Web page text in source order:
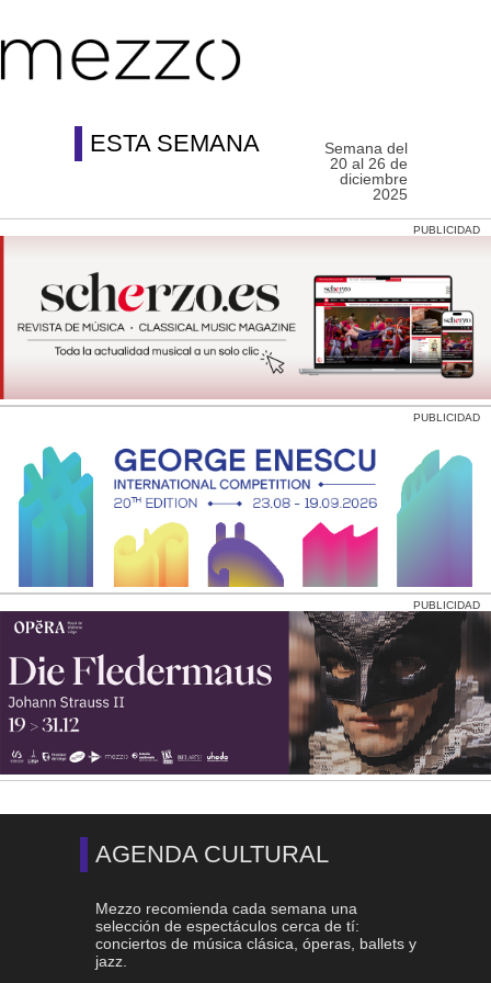
ESTA SEMANA
Semana del
20 al 26 de
diciembre
2025
PUBLICIDAD
PUBLICIDAD
PUBLICIDAD
AGENDA CULTURAL
Mezzo recomienda cada semana una
selección de espectáculos cerca de tí:
conciertos de música clásica, óperas, ballets y
jazz.